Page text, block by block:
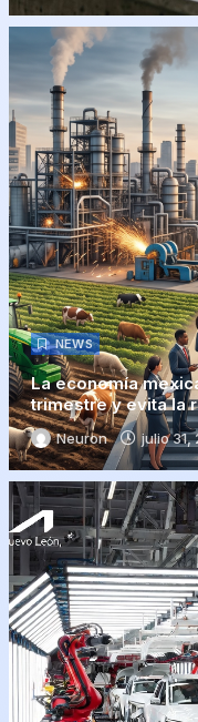
NEWS
La economía
trimestre y evita la
Neuron julio 31,